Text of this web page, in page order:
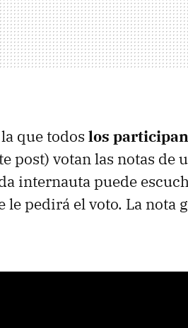
que todos los
post) votan las notas de
internauta puede
pedirá el voto. La nota